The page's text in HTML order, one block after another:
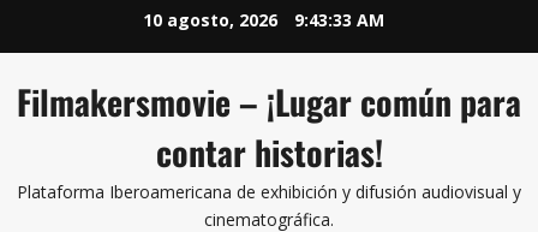
10 agosto, 2026 9:43:33 AM
Filmakersmovie – ¡Lugar común para
contar historias!
Plataforma Iberoamericana de exhibición y difusión audiovisual y
cinematográfica.